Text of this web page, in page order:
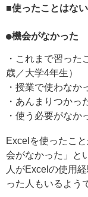
■使ったことはない
●機会がなかった
・これまで習っ
歳／大学4年生）
・授業で使わなか
・あんまりつかっ
・使う必要がなか
Excelを使ったこ
会がなかった」と
人がExcelの使用
った人もいるよう